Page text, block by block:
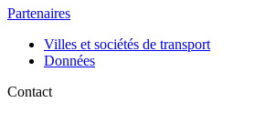
Partenaires
Villes et sociétés de transport
Données
Contact